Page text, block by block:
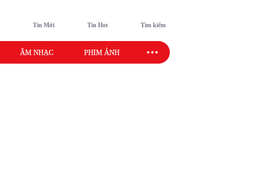
Tin Mới Tin Hot Tìm kiếm
ÂM NHẠC PHIM ẢNH SAO SPORT